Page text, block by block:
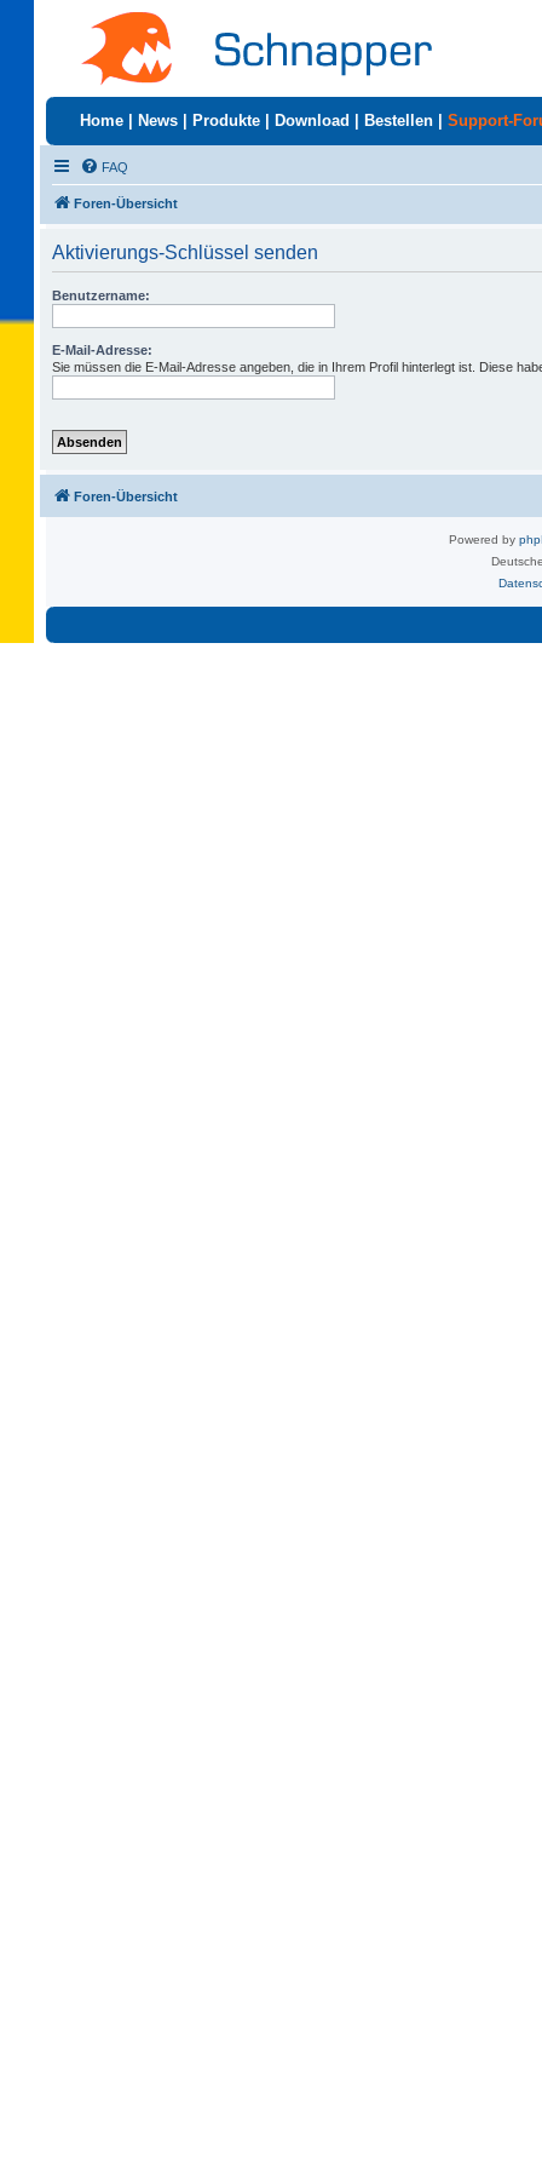
Home News Produkte Download Bestellen Support-
FAQ
Foren-Übersicht
Aktivierungs-Schlüssel senden
Benutzername:
E-Mail-Adresse:
Sie müssen die E-Mail-Adresse angeben, die in Ihrem Profil hinterlegt ist. Diese
Foren-Übersicht
Powered by